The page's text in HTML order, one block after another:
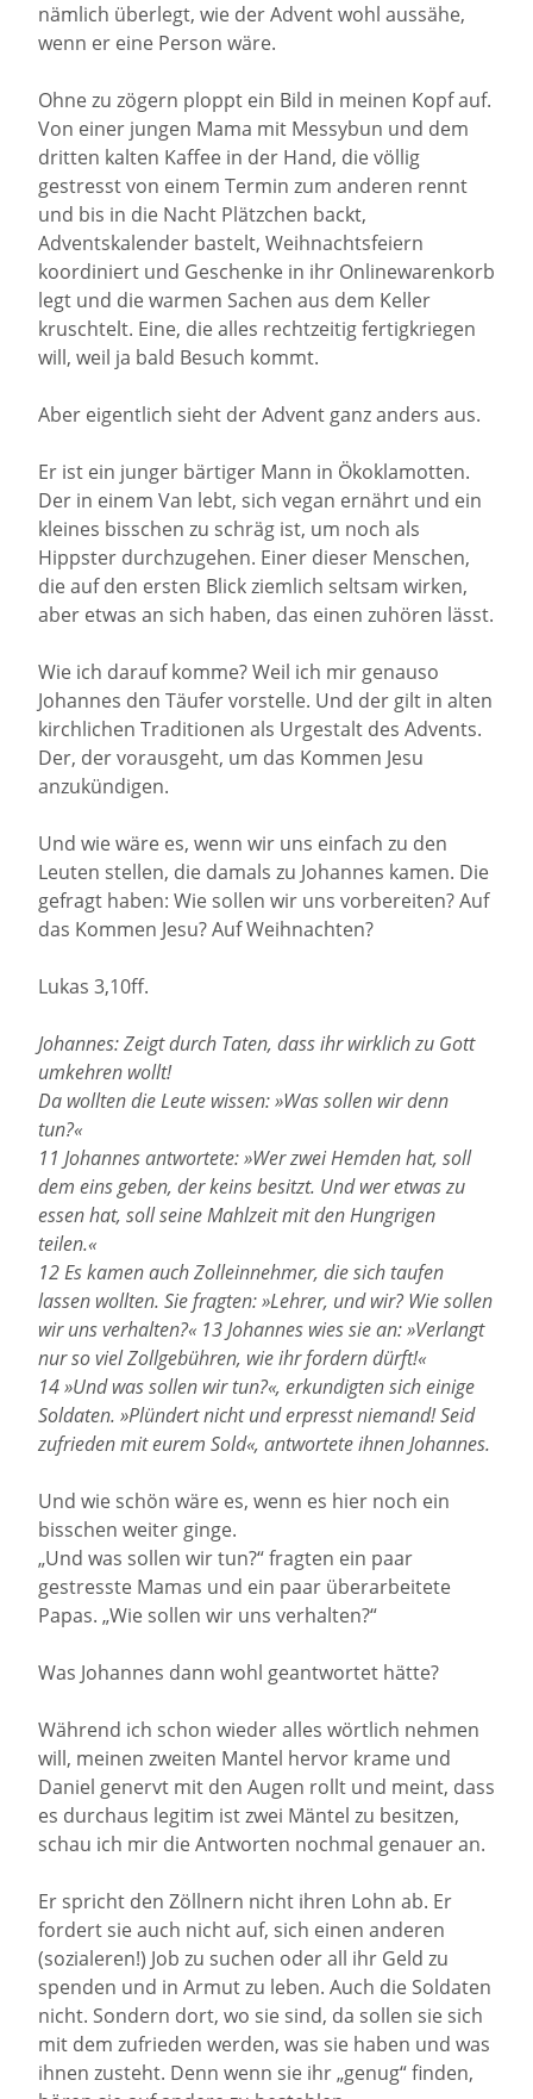
nämlich überlegt, wie der Advent wohl aussähe,
wenn er eine Person wäre.
Ohne zu zögern ploppt ein Bild in meinen Kopf auf.
Von einer jungen Mama mit Messybun und dem
dritten kalten Kaffee in der Hand, die völlig
gestresst von einem Termin zum anderen rennt
und bis in die Nacht Plätzchen backt,
Adventskalender bastelt, Weihnachtsfeiern
koordiniert und Geschenke in ihr Onlinewarenkorb
legt und die warmen Sachen aus dem Keller
kruschtelt. Eine, die alles rechtzeitig fertigkriegen
will, weil ja bald Besuch kommt.
Aber eigentlich sieht der Advent ganz anders aus.
Er ist ein junger bärtiger Mann in Ökoklamotten.
Der in einem Van lebt, sich vegan ernährt und ein
kleines bisschen zu schräg ist, um noch als
Hippster durchzugehen. Einer dieser Menschen,
die auf den ersten Blick ziemlich seltsam wirken,
aber etwas an sich haben, das einen zuhören lässt.
Wie ich darauf komme? Weil ich mir genauso
Johannes den Täufer vorstelle. Und der gilt in alten
kirchlichen Traditionen als Urgestalt des Advents.
Der, der vorausgeht, um das Kommen Jesu
anzukündigen.
Und wie wäre es, wenn wir uns einfach zu den
Leuten stellen, die damals zu Johannes kamen. Die
gefragt haben: Wie sollen wir uns vorbereiten? Auf
das Kommen Jesu? Auf Weihnachten?
Lukas 3,10ff.
Johannes: Zeigt durch Taten, dass ihr wirklich zu Gott
umkehren wollt!
Da wollten die Leute wissen: »Was sollen wir denn
tun?«
11 Johannes antwortete: »Wer zwei Hemden hat, soll
dem eins geben, der keins besitzt. Und wer etwas zu
essen hat, soll seine Mahlzeit mit den Hungrigen
teilen.«
12 Es kamen auch Zolleinnehmer, die sich taufen
lassen wollten. Sie fragten: »Lehrer, und wir? Wie sollen
wir uns verhalten?« 13 Johannes wies sie an: »Verlangt
nur so viel Zollgebühren, wie ihr fordern dürft!«
14 »Und was sollen wir tun?«, erkundigten sich einige
Soldaten. »Plündert nicht und erpresst niemand! Seid
zufrieden mit eurem Sold«, antwortete ihnen Johannes.
Und wie schön wäre es, wenn es hier noch ein
bisschen weiter ginge.
„Und was sollen wir tun?“ fragten ein paar
gestresste Mamas und ein paar überarbeitete
Papas. „Wie sollen wir uns verhalten?“
Was Johannes dann wohl geantwortet hätte?
Während ich schon wieder alles wörtlich nehmen
will, meinen zweiten Mantel hervor krame und
Daniel genervt mit den Augen rollt und meint, dass
es durchaus legitim ist zwei Mäntel zu besitzen,
schau ich mir die Antworten nochmal genauer an.
Er spricht den Zöllnern nicht ihren Lohn ab. Er
fordert sie auch nicht auf, sich einen anderen
(sozialeren!) Job zu suchen oder all ihr Geld zu
spenden und in Armut zu leben. Auch die Soldaten
nicht. Sondern dort, wo sie sind, da sollen sie sich
mit dem zufrieden werden, was sie haben und was
ihnen zusteht. Denn wenn sie ihr „genug“ finden,